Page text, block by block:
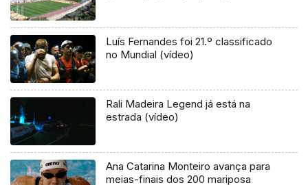
Luís Fernandes foi 21.º classificado
no Mundial (vídeo)
Rali Madeira Legend já está na
estrada (vídeo)
Ana Catarina Monteiro avança para
meias-finais dos 200 mariposa